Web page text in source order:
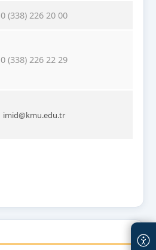
0 (338) 226 20 00
0 (338) 226 22 29
imid@kmu.edu.tr